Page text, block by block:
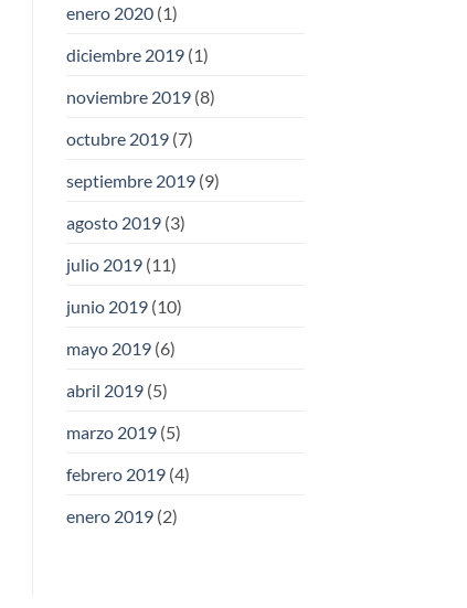
enero 2020(1)
diciembre 2019(1)
noviembre 2019(8)
octubre 2019(7)
septiembre 2019(9)
agosto 2019(3)
julio 2019(11)
junio 2019(10)
mayo 2019(6)
abril 2019(5)
marzo 2019(5)
febrero 2019(4)
enero 2019(2)